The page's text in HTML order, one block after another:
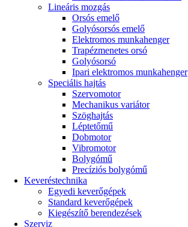
Lineáris mozgás
Orsós emelő
Golyósorsós emelő
Elektromos munkahenger
Trapézmenetes orsó
Golyósorsó
Ipari elektromos munkahenger
Speciális hajtás
Szervomotor
Mechanikus variátor
Szöghajtás
Léptetőmű
Dobmotor
Vibromotor
Bolygómű
Precíziós bolygómű
Keveréstechnika
Egyedi keverőgépek
Standard keverőgépek
Kiegészítő berendezések
Szerviz